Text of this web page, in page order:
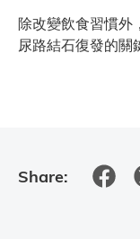
除改變飲食習慣外
尿路結石復發的關
Share: